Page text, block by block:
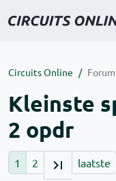
Circuits Online Forum
Kleinste
2 opdr
1 2 laatste